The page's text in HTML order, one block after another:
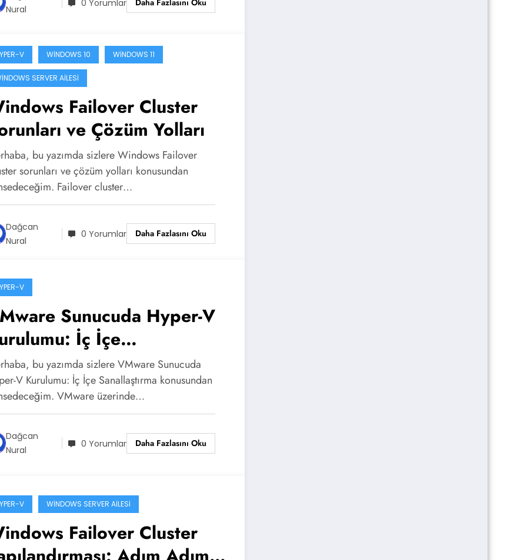
Nural
0 Yorumlar
V WINDOWS 10 WINDOWS 11
SERVER AILESI
Failover Cluster
ve Çözüm Yolları
bu yazımda sizlere Windows Failover
sorunları ve çözüm yolları konusundan
Failover cluster…
Dağcan
Nural
0 Yorumlar Daha Fazlasını Oku
V
Sunucuda Hyper-V
İç İçe
bu yazımda sizlere VMware Sunucuda
V Kurulumu: İç İçe Sanallaştırma konusundan
VMware üzerinde…
Dağcan
Nural
0 Yorumlar Daha Fazlasını Oku
V WINDOWS SERVER AILESI
Failover Cluster